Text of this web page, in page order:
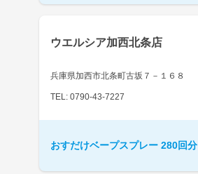
ウエルシア加西北条店
兵庫県加西市北条町古坂７－１６８
TEL: 0790-43-7227
おすだけベープスプレー 280回分